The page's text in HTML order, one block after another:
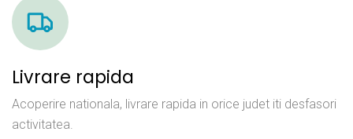
Livrare rapida
Acoperire nationala, livrare rapida in orice judet iti desfasori
activitatea.